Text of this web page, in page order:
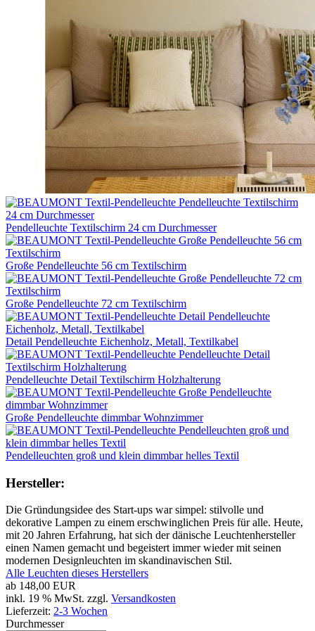
Pendelleuchte Textilschirm 24 cm Durchmesser
Große Pendelleuchte 56 cm Textilschirm
Große Pendelleuchte 72 cm Textilschirm
Detail Pendelleuchte Eichenholz, Metall, Textilkabel
Pendelleuchte Detail Textilschirm Holzhalterung
Große Pendelleuchte dimmbar Wohnzimmer
Pendelleuchten groß und klein dimmbar helles Textil
Hersteller:
Die Gründungsidee des Start-ups war simpel: stilvolle und
dekorative Lampen zu einem erschwinglichen Preis für alle. Heute,
mit 20 Jahren Erfahrung, hat sich der dänische Leuchtenhersteller
einen Namen gemacht und begeistert immer wieder mit seinen
modernen Designleuchten im skandinavischen Stil.
Alle Leuchten dieses Herstellers
ab 148,00 EUR
inkl. 19 % MwSt. zzgl. Versandkosten
Lieferzeit: 2-3 Wochen
Durchmesser